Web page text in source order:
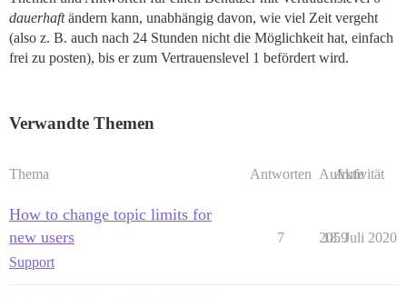
dauerhaftändern kann, unabhängig davon, wie viel Zeit vergeht
(also z. B. auch nach 24 Stunden nicht die Möglichkeit hat, einfach
frei zu posten), bis er zum Vertrauenslevel 1 befördert wird.
Verwandte Themen
Thema Antworten Aufrufe
Aktivität
How to change topic limits for
new users
Support
7 2059
18. Juli 2020